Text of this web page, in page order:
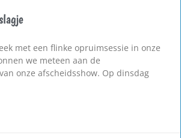
met een flinke opruimsessie in onze
we meteen aan de
onze afscheidsshow. Op dinsdag